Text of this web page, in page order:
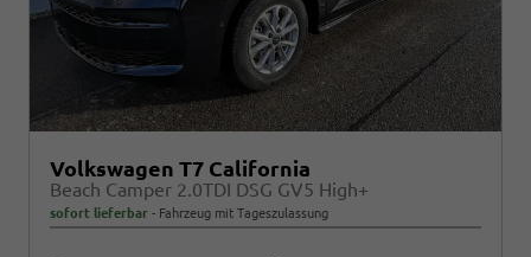
Volkswagen T7 California
Beach Camper 2.0TDI DSG GV5 High+
sofort lieferbar Fahrzeug mit Tageszulassung